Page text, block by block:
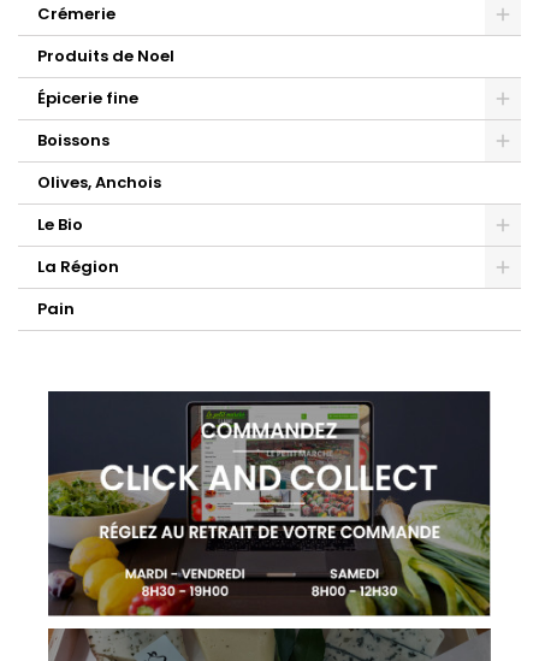
Crémerie
Produits de Noel
Épicerie fine
Boissons
Olives, Anchois
Le Bio
La Région
Pain